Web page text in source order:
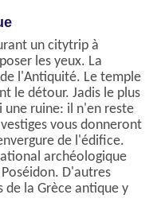
un citytrip à
les yeux. La
l'Antiquité. Le temple
le détour. Jadis le plus
une ruine: il n'en reste
vous donneront
de l'édifice.
archéologique
D'autres
la Grèce antique y